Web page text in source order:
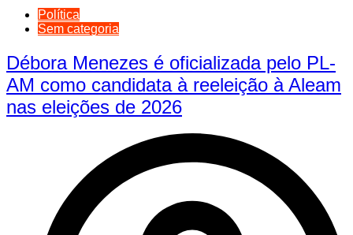
Política
Sem categoria
Débora Menezes é oficializada pelo PL-
AM como candidata à reeleição à Aleam
nas eleições de 2026